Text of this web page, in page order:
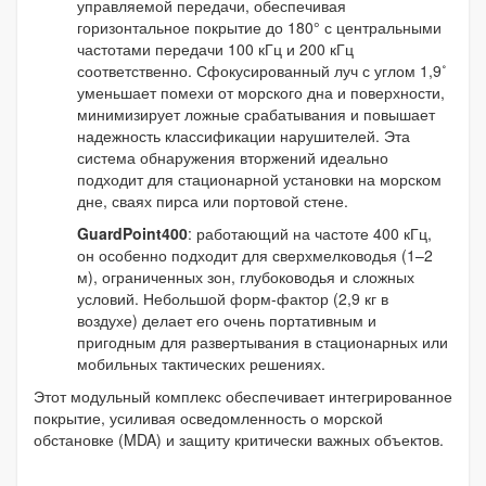
управляемой передачи, обеспечивая
горизонтальное покрытие до 180° с центральными
частотами передачи 100 кГц и 200 кГц
соответственно. Сфокусированный луч с углом 1,9˚
уменьшает помехи от морского дна и поверхности,
минимизирует ложные срабатывания и повышает
надежность классификации нарушителей. Эта
система обнаружения вторжений идеально
подходит для стационарной установки на морском
дне, сваях пирса или портовой стене.
GuardPoint400: работающий на частоте 400 кГц,
он особенно подходит для сверхмелководья (1–2
м), ограниченных зон, глубоководья и сложных
условий. Небольшой форм-фактор (2,9 кг в
воздухе) делает его очень портативным и
пригодным для развертывания в стационарных или
мобильных тактических решениях.
Этот модульный комплекс обеспечивает интегрированное
покрытие, усиливая осведомленность о морской
обстановке (MDA) и защиту критически важных объектов.